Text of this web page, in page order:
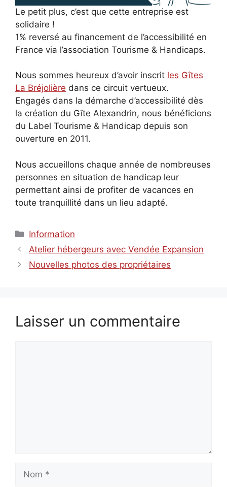
Le petit plus, c’est que cette entreprise est
solidaire !
1% reversé au financement de l’accessibilité en
France via l’association Tourisme & Handicaps.
Nous sommes heureux d’avoir inscrit les Gîtes
La Bréjolière dans ce circuit vertueux.
Engagés dans la démarche d’accessibilité dès
la création du Gîte Alexandrin, nous bénéficions
du Label Tourisme & Handicap depuis son
ouverture en 2011.
Nous accueillons chaque année de nombreuses
personnes en situation de handicap leur
permettant ainsi de profiter de vacances en
toute tranquillité dans un lieu adapté.
Catégories
Information
Atelier hébergeurs avec Vendée Expansion
Nouvelles photos des propriétaires
Laisser un commentaire